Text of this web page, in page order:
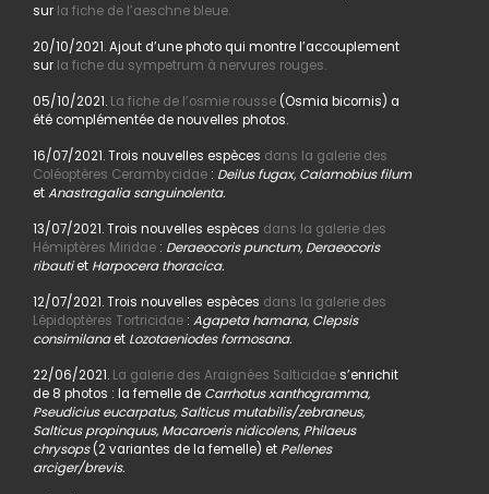
sur la fiche de l’aeschne bleue.
20/10/2021. Ajout d’une photo qui montre l’accouplement
sur la fiche du sympetrum à nervures rouges.
05/10/2021. La fiche de l’osmie rousse(Osmia bicornis) a
été complémentée de nouvelles photos.
16/07/2021. Trois nouvelles espèces dans la galerie des
Coléoptères Cerambycidae: Deilus fugax, Calamobius filum
etAnastragalia sanguinolenta.
13/07/2021. Trois nouvelles espèces dans la galerie des
Hémiptères Miridae: Deraeocoris punctum, Deraeocoris
ribautiet Harpocera thoracica.
12/07/2021. Trois nouvelles espèces dans la galerie des
Lépidoptères Tortricidae: Agapeta hamana, Clepsis
consimilanaet Lozotaeniodes formosana.
22/06/2021. La galerie des Araignées Salticidaes’enrichit
de 8 photos : la femelle de Carrhotus xanthogramma,
Pseudicius eucarpatus, Salticus mutabilis/zebraneus,
Salticus propinquus, Macaroeris nidicolens, Philaeus
chrysops(2 variantes de la femelle) et Pellenes
arciger/brevis.